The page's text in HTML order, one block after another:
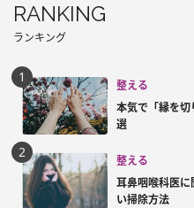
RANKING
ランキング
整える
本気で「縁を
選
整える
耳鼻咽喉科医
い掃除方法